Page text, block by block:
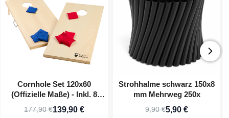
Cornhole Set 120x60
(Offizielle Maße) - Inkl. 8
Wurfbeutel PartyVikings
177,90 €139,90 €
Strohhalme schwarz 150x8
mm Mehrweg 250x
9,90 €5,90 €